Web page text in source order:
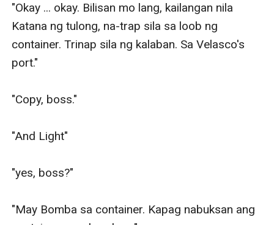
"Okay ... okay. Bilisan mo lang, kailangan nila
Katana ng tulong, na-trap sila sa loob ng
container. Trinap sila ng kalaban. Sa Velasco's
port."
"Copy, boss."
"And Light"
"yes, boss?"
"May Bomba sa container. Kapag nabuksan ang